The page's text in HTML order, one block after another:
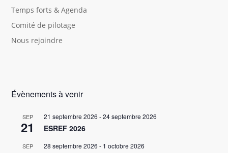
Temps forts & Agenda
Comité de pilotage
Nous rejoindre
Évènements à venir
SEP
21
21 septembre 2026 -24 septembre 2026
ESREF 2026
SEP 28 septembre 2026 - 1 octobre 2026